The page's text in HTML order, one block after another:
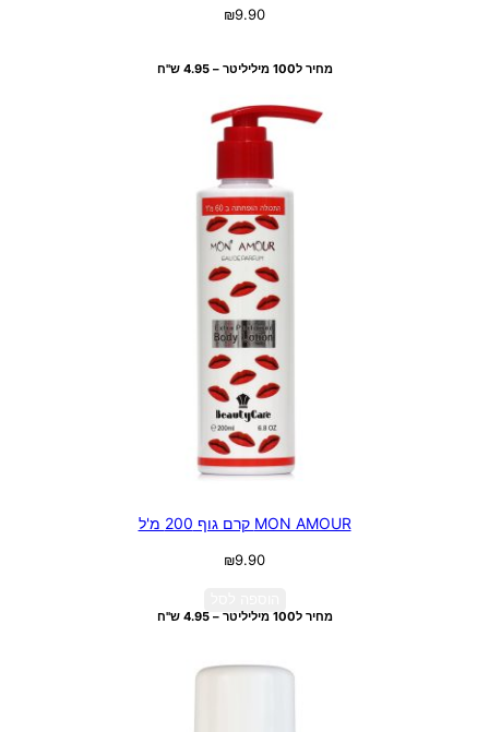
₪9.90
מחיר ל100 מיליליטר – 4.95 ש"ח
MON AMOUR קרם גוף 200 מ'ל
₪9.90
מחיר ל100 מיליליטר – 4.95 ש"ח